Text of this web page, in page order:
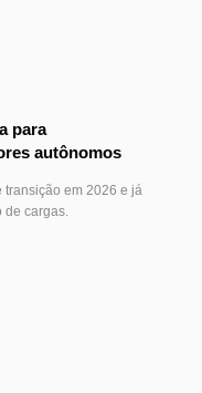
para
autônomos
transição em 2026 e já
cargas.